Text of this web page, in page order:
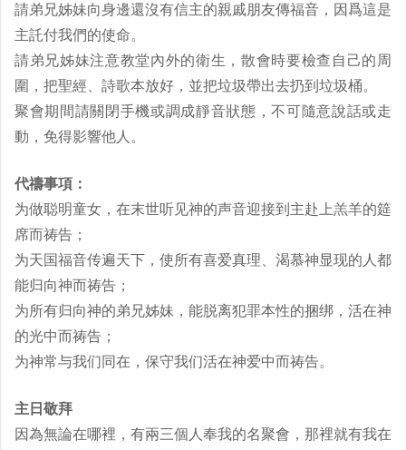
請弟兄姊妹向身邊還沒有信主的親戚朋友傳福音，因爲這是
主託付我們的使命。
請弟兄姊妹注意教堂內外的衛生，散會時要檢查自己的周
圍，把聖經、詩歌本放好，並把垃圾帶出去扔到垃圾桶。
聚會期間請關閉手機或調成靜音狀態，不可隨意說話或走
動，免得影響他人。
代禱事項：
为做聪明童女，在末世听见神的声音迎接到主赴上羔羊的筵
席而祷告；
为天国福音传遍天下，使所有喜爱真理、渴慕神显现的人都
能归向神而祷告；
为所有归向神的弟兄姊妹，能脱离犯罪本性的捆绑，活在神
的光中而祷告；
为神常与我们同在，保守我们活在神爱中而祷告。
主日敬拜
因為無論在哪裡，有兩三個人奉我的名聚會，那裡就有我在